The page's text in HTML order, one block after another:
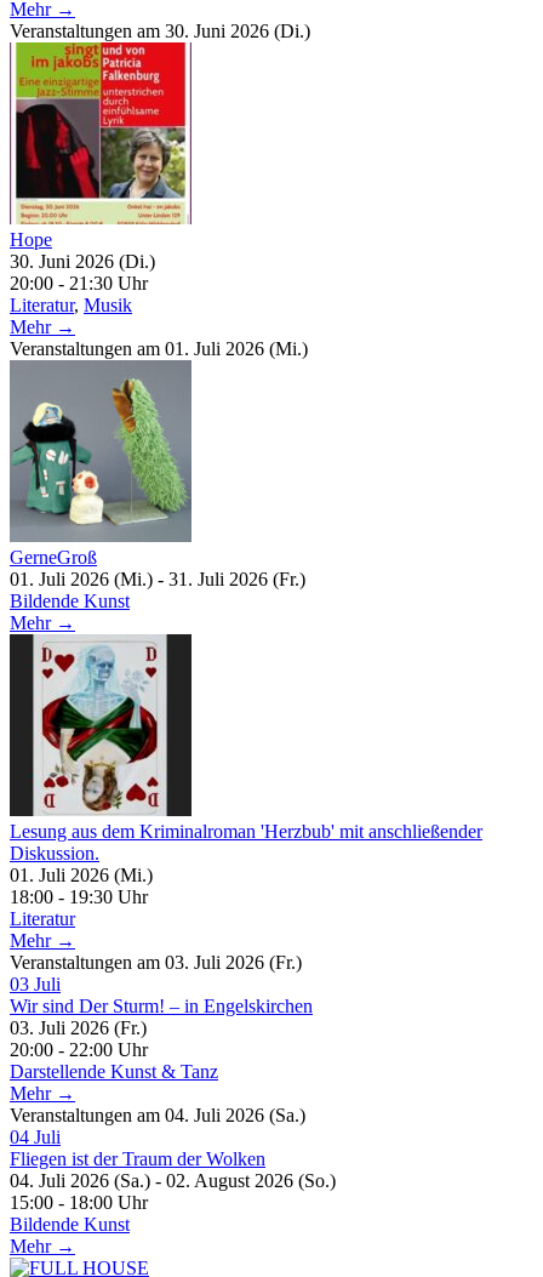
Mehr →
Veranstaltungen am 30. Juni 2026 (Di.)
Hope
30. Juni 2026 (Di.)
20:00 - 21:30 Uhr
Literatur, Musik
Mehr →
Veranstaltungen am 01. Juli 2026 (Mi.)
GerneGroß
01. Juli 2026 (Mi.) - 31. Juli 2026 (Fr.)
Bildende Kunst
Mehr →
Lesung aus dem Kriminalroman 'Herzbub' mit anschließender
Diskussion.
01. Juli 2026 (Mi.)
18:00 - 19:30 Uhr
Literatur
Mehr →
Veranstaltungen am 03. Juli 2026 (Fr.)
03 Juli
Wir sind Der Sturm! – in Engelskirchen
03. Juli 2026 (Fr.)
20:00 - 22:00 Uhr
Darstellende Kunst & Tanz
Mehr →
Veranstaltungen am 04. Juli 2026 (Sa.)
04 Juli
Fliegen ist der Traum der Wolken
04. Juli 2026 (Sa.) - 02. August 2026 (So.)
15:00 - 18:00 Uhr
Bildende Kunst
Mehr →